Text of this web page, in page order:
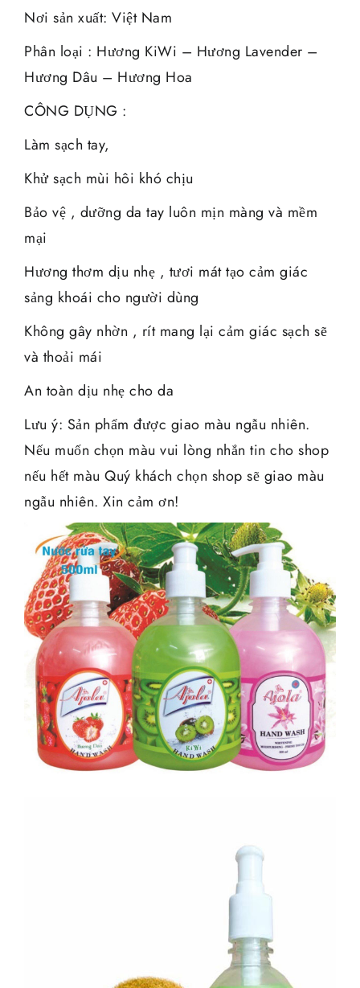
Nơi sản xuất: Việt Nam
Phân loại : Hương KiWi – Hương Lavender –
Hương Dâu – Hương Hoa
CÔNG DỤNG :
Làm sạch tay,
Khử sạch mùi hôi khó chịu
Bảo vệ , dưỡng da tay luôn mịn màng và mềm
mại
Hương thơm dịu nhẹ , tươi mát tạo cảm giác
sảng khoái cho người dùng
Không gây nhờn , rít mang lại cảm giác sạch sẽ
và thoải mái
An toàn dịu nhẹ cho da
Lưu ý: Sản phẩm được giao màu ngẫu nhiên.
Nếu muốn chọn màu vui lòng nhắn tin cho shop
nếu hết màu Quý khách chọn shop sẽ giao màu
ngẫu nhiên. Xin cảm ơn!